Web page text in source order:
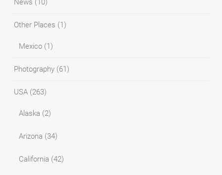
News (10)
Other Places (1)
Mexico (1)
Photography (61)
USA (263)
Alaska (2)
Arizona (34)
California (42)